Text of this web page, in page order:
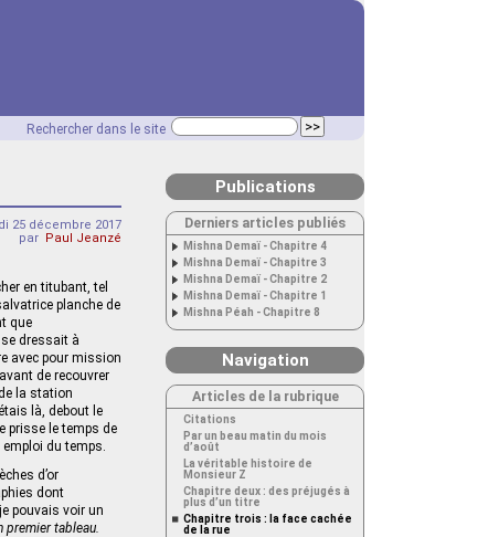
Rechercher dans le site
25 décembre 2017
par Paul Jeanzé
en titubant, tel
planche de
que
dressait à
avec pour mission
de recouvrer
la station
là, debout le
prisse le temps de
du temps.
d’or
dont
pouvais voir un
premier tableau.
Publications
Derniers articles publiés
Mishna Demaï - Chapitre 4
Mishna Demaï - Chapitre 3
Mishna Demaï - Chapitre 2
Mishna Demaï - Chapitre 1
Mishna Péah - Chapitre 8
Navigation
Articles de la rubrique
Citations
Par un beau matin du mois
d’août
La véritable histoire de
Monsieur Z
Chapitre deux : des préjugés à
plus d’un titre
Chapitre trois : la face cachée
de la rue